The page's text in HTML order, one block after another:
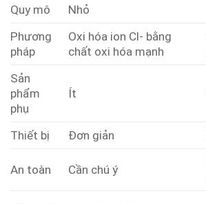
Quy mô
Nhỏ
Phương
pháp
Oxi hóa ion Cl- bằng
chất oxi hóa mạnh
Sản
phẩm
phụ
Ít
Thiết bị Đơn giản
An toàn Cần chú ý